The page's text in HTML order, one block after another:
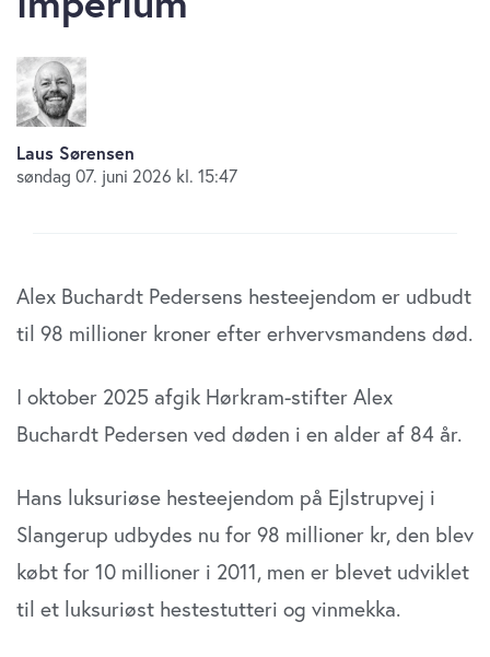
Laus Sørensen
søndag 07. juni 2026 kl. 15:47
Alex Buchardt Pedersens hesteejendom er udbudt
til 98 millioner kroner efter erhvervsmandens død.
I oktober 2025 afgik Hørkram-stifter Alex
Buchardt Pedersen ved døden i en alder af 84 år.
Hans luksuriøse hesteejendom på Ejlstrupvej i
Slangerup udbydes nu for 98 millioner kr, den blev
købt for 10 millioner i 2011, men er blevet udviklet
til et luksuriøst hestestutteri og vinmekka.